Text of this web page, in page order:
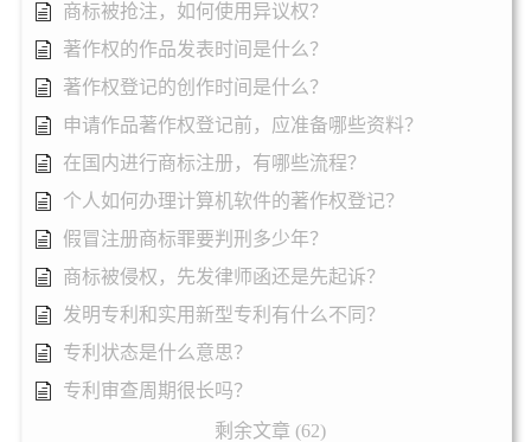
商标被抢注，如何使用异议权？
著作权的作品发表时间是什么？
著作权登记的创作时间是什么？
申请作品著作权登记前，应准备哪些资料？
在国内进行商标注册，有哪些流程？
个人如何办理计算机软件的著作权登记？
假冒注册商标罪要判刑多少年？
商标被侵权，先发律师函还是先起诉？
发明专利和实用新型专利有什么不同？
专利状态是什么意思？
专利审查周期很长吗？
剩余文章 (62)